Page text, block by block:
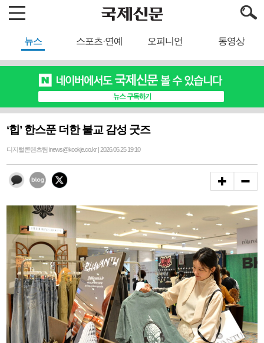
뉴스 스포츠·연예 오피니언 동영상
‘힙’ 한스푼 더한 불교 감성 굿즈
디지털콘텐츠팀 inews@kookje.co.kr | 2026.05.25 19:10